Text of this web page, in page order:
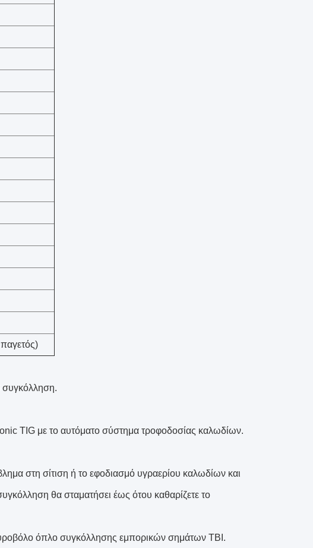
συγκόλληση.
TIG με το αυτόματο σύστημα τροφοδοσίας καλωδίων.
στη σίτιση ή το εφοδιασμό υγραερίου καλωδίων και
θα σταματήσει έως ότου καθαρίζετε το
όπλο συγκόλλησης εμπορικών σημάτων TBI.